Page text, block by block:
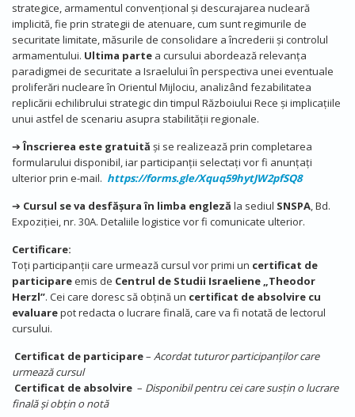
strategice, armamentul convențional și descurajarea nucleară
implicită, fie prin strategii de atenuare, cum sunt regimurile de
securitate limitate, măsurile de consolidare a încrederii și controlul
armamentului. Ultima parte a cursului abordează relevanța
paradigmei de securitate a Israelului în perspectiva unei eventuale
proliferări nucleare în Orientul Mijlociu, analizând fezabilitatea
replicării echilibrului strategic din timpul Războiului Rece și implicațiile
unui astfel de scenariu asupra stabilității regionale.
➔Înscrierea este gratuită și se realizează prin completarea
formularului disponibil, iar participanții selectați vor fi anunțați
ulterior prin e-mail. https://forms.gle/Xquq59hytJW2pfSQ8
➔ Cursul se va desfășura în limba engleză la sediul SNSPA, Bd.
Expoziției, nr. 30A. Detaliile logistice vor fi comunicate ulterior.
Certificare:
Toți participanții care urmează cursul vor primi un certificat de
participareemis de Centrul de Studii Israeliene „Theodor
Herzl”. Cei care doresc să obțină un certificat de absolvire cu
evaluarepot redacta o lucrare finală, care va fi notată de lectorul
cursului.
Certificat de participare– Acordat tuturor participanților care
urmează cursul
Certificat de absolvire – Disponibil pentru cei care susțin o lucrare
finală și obțin o notă